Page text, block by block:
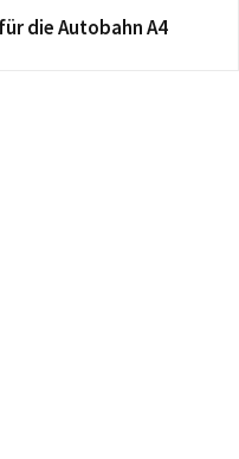
die Autobahn A4